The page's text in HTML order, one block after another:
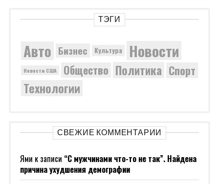
ТЭГИ
Авто Бизнес Культура Новости
Новости США Общество Политика Спорт
Технологии
СВЕЖИЕ КОММЕНТАРИИ
Ями к записи “С мужчинами что-то не так”. Найдена
причина ухудшения демографии